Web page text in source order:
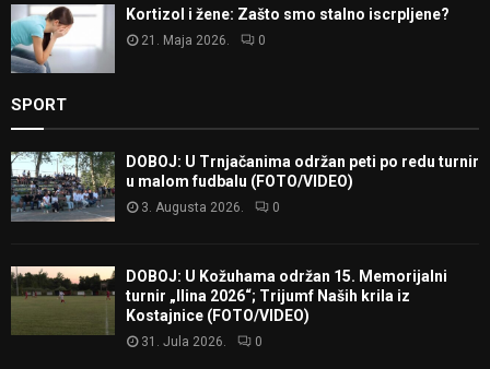
Kortizol i žene: Zašto smo stalno iscrpljene?
21. Maja 2026. 0
SPORT
DOBOJ: U Trnjačanima održan peti po redu turnir
u malom fudbalu (FOTO/VIDEO)
3. Augusta 2026. 0
DOBOJ: U Kožuhama održan 15. Memorijalni
turnir „Ilina 2026“; Trijumf Naših krila iz
Kostajnice (FOTO/VIDEO)
31. Jula 2026. 0